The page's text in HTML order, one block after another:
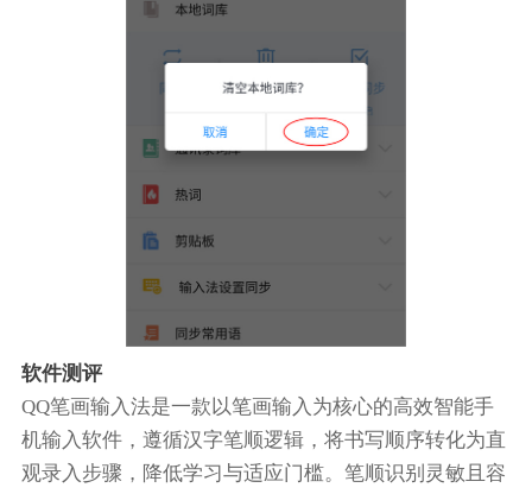
软件测评
QQ笔画输入法是一款以笔画输入为核心的高效智能手
机输入软件，遵循汉字笔顺逻辑，将书写顺序转化为直
观录入步骤，降低学习与适应门槛。笔顺识别灵敏且容